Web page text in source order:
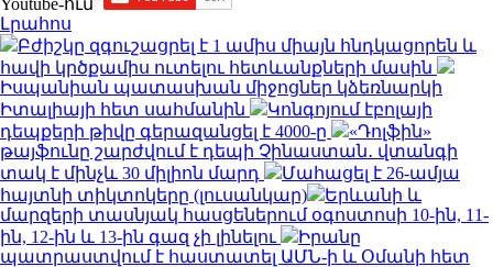
Լրահոս
Բժիշկը զգուշացրել է 1 ամիս միայն հնդկացորեն և
հավի կրծքամիս ուտելու հետևանքների մասին
Իսպանիան պատասխան միջոցներ կձեռնարկի
Իտալիայի հետ սահմանին
Կոնգոյում էբոլայի
դեպքերի թիվը գերազանցել է 4000-ը
«Դոլֆին»
թայֆունը շարժվում է դեպի Չինաստան․ վտանգի
տակ է մինչև 30 միլիոն մարդ
Մահացել է 26-ամյա
հայտնի տիկտոկերը (լուսանկար)
Երևանի և
մարզերի տասնյակ հասցեներում օգոստոսի 10-ին, 11-
ին, 12-ին և 13-ին գազ չի լինելու
Իրանը
պատրաստվում է հաստատել ԱՄՆ-ի և Օմանի հետ